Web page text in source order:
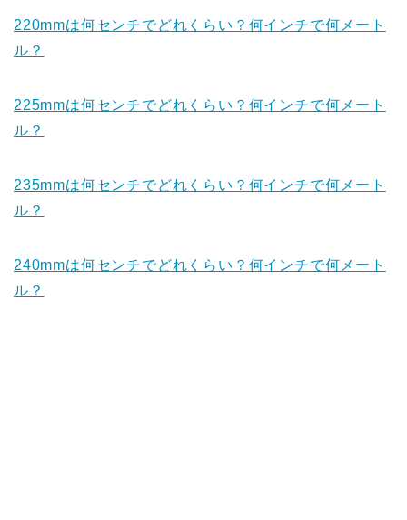
220mmは何センチでどれくらい？何インチで何メート
ル？
225mmは何センチでどれくらい？何インチで何メート
ル？
235mmは何センチでどれくらい？何インチで何メート
ル？
240mmは何センチでどれくらい？何インチで何メート
ル？